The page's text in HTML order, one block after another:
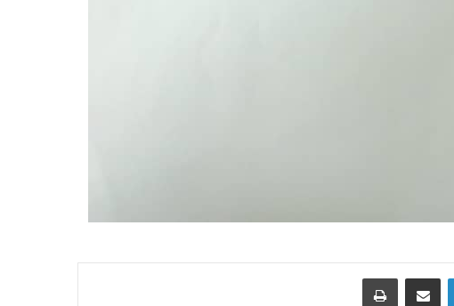
لينكدإن مشاركة عبر البريد طباعة